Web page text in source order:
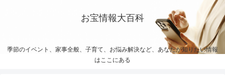
お宝情報大百科
季節のイベント、家事全般、子育て、お悩み解決など、あなたが知りたい情報
はここにある